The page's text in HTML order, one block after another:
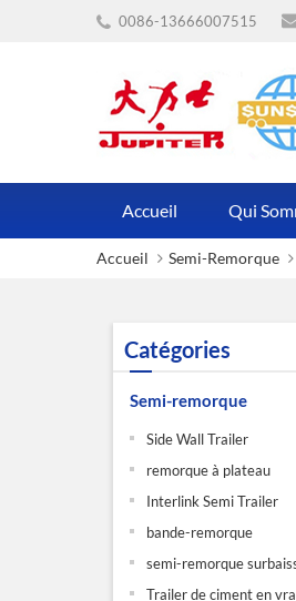
0086-13666007515
Accueil Qui
Accueil Semi-Remorque
Catégories
Semi-remorque
Side Wall Trailer
remorque à plateau
Interlink Semi Trailer
bande-remorque
semi-remorque
Trailer de ciment en